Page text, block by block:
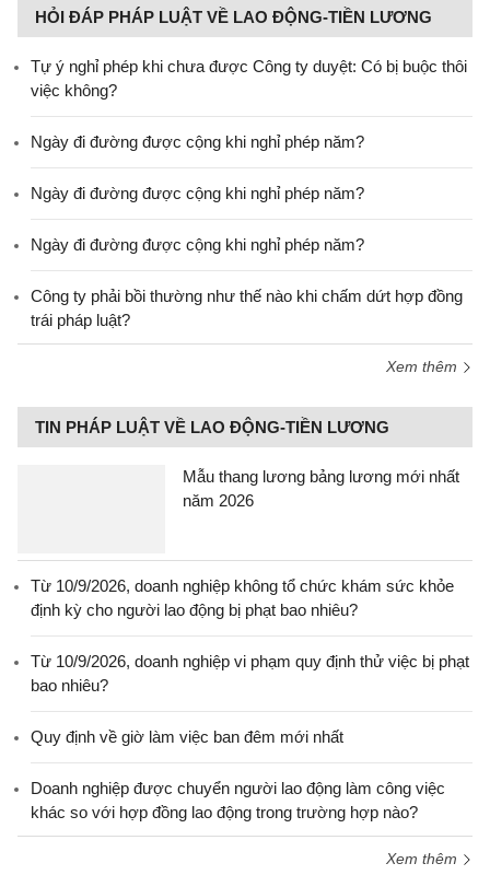
HỎI ĐÁP PHÁP LUẬT VỀ LAO ĐỘNG-TIỀN LƯƠNG
Tự ý nghỉ phép khi chưa được Công ty duyệt: Có bị buộc thôi
việc không?
Ngày đi đường được cộng khi nghỉ phép năm?
Ngày đi đường được cộng khi nghỉ phép năm?
Ngày đi đường được cộng khi nghỉ phép năm?
Công ty phải bồi thường như thế nào khi chấm dứt hợp đồng
trái pháp luật?
Xem thêm
TIN PHÁP LUẬT VỀ LAO ĐỘNG-TIỀN LƯƠNG
Mẫu thang lương bảng lương mới nhất
năm 2026
Từ 10/9/2026, doanh nghiệp không tổ chức khám sức khỏe
định kỳ cho người lao động bị phạt bao nhiêu?
Từ 10/9/2026, doanh nghiệp vi phạm quy định thử việc bị phạt
bao nhiêu?
Quy định về giờ làm việc ban đêm mới nhất
Doanh nghiệp được chuyển người lao động làm công việc
khác so với hợp đồng lao động trong trường hợp nào?
Xem thêm